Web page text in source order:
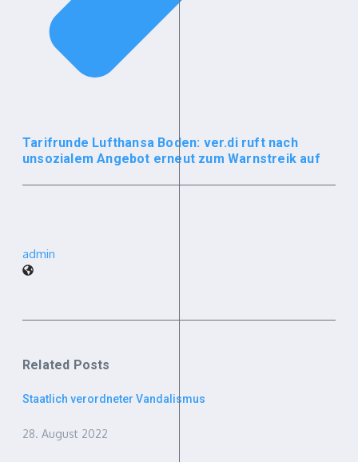
Tarifrunde Lufthansa Boden: ver.di ruft nach
unsozialem Angebot erneut zum Warnstreik auf
admin
Related Posts
Staatlich verordneter Vandalismus
28. August 2022